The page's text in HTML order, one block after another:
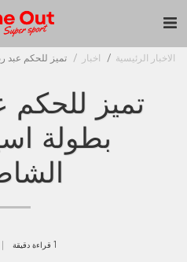
الاخبار الرئيسية اخبار تميز للحكم عبد
تميز للحكم
بطولة
1 قراءة دقيقة